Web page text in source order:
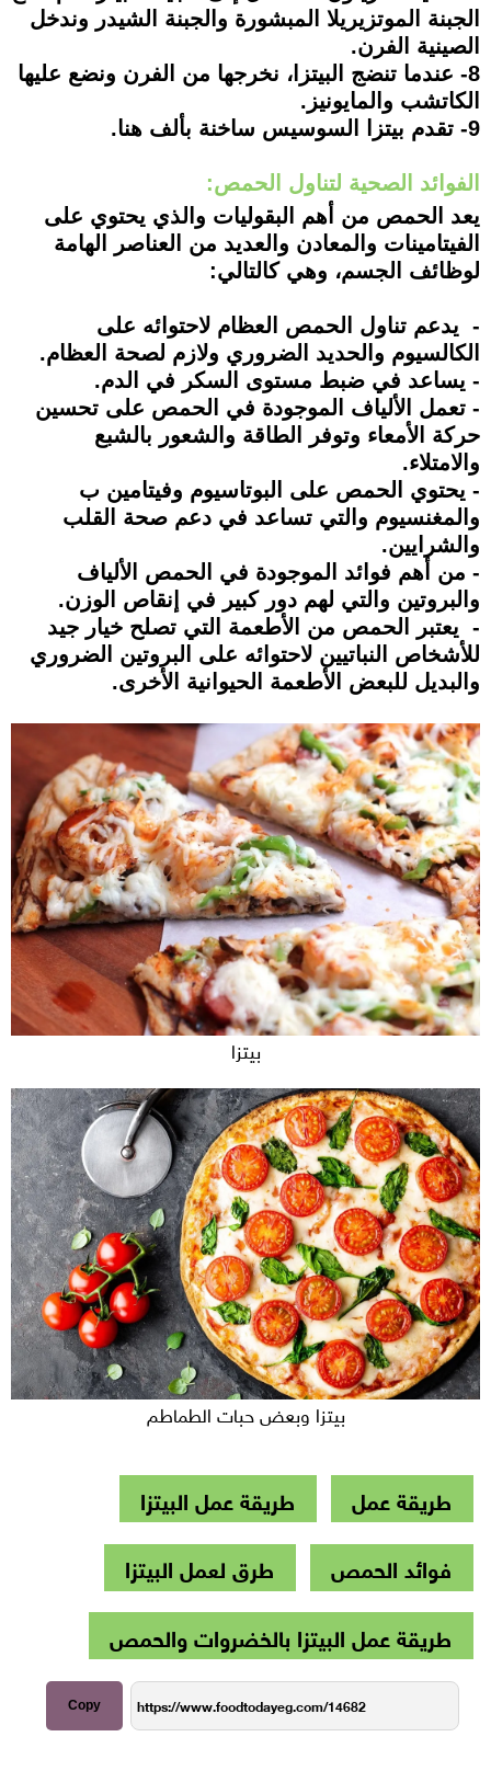
الجبنة الموتزيريلا المبشورة والجبنة الشيدر وندخل
الصينية الفرن.
8- عندما تنضج البيتزا، نخرجها من الفرن ونضع عليها
الكاتشب والمايونيز.
9- تقدم بيتزا السوسيس ساخنة بألف هنا.
الفوائد الصحية لتناول الحمص:
يعد الحمص من أهم البقوليات والذي يحتوي على
الفيتامينات والمعادن والعديد من العناصر الهامة
لوظائف الجسم، وهي كالتالي:
- يدعم تناول الحمص العظام لاحتوائه على
الكالسيوم والحديد الضروري ولازم لصحة العظام.
- يساعد في ضبط مستوى السكر في الدم.
- تعمل الألياف الموجودة في الحمص على تحسين
حركة الأمعاء وتوفر الطاقة والشعور بالشبع
والامتلاء.
- يحتوي الحمص على البوتاسيوم وفيتامين ب
والمغنسيوم والتي تساعد في دعم صحة القلب
والشرايين.
- من أهم فوائد الموجودة في الحمص الألياف
والبروتين والتي لهم دور كبير في إنقاص الوزن.
- يعتبر الحمص من الأطعمة التي تصلح خيار جيد
للأشخاص النباتيين لاحتوائه على البروتين الضروري
والبديل للبعض الأطعمة الحيوانية الأخرى.
بيتزا
بيتزا وبعض حبات الطماطم
طريقة عمل
طريقة عمل البيتزا
فوائد الحمص
طرق لعمل البيتزا
طريقة عمل البيتزا بالخضروات والحمص
Copy